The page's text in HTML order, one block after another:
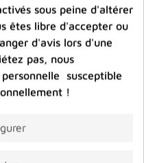
France métropolitaine.
émission de gaz
sous peine d'altérer
êtes libre d'accepter ou
d'avis lors d'une
pas, nous
susceptible
!